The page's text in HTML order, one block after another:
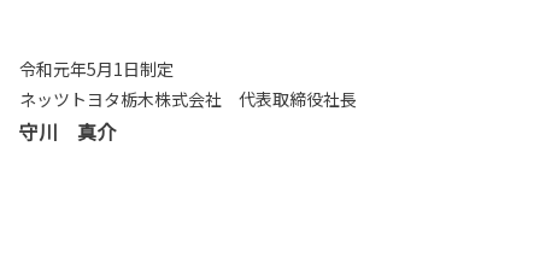
令和元年5月1日制定
ネッツトヨタ栃木株式会社 代表取締役社長
守川 真介